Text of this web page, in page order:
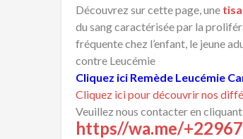
Découvrez sur cette page, une
du sang caractérisée par la
fréquente chez l’enfant, le jeune
contre Leucémie
Cliquez ici Remède Leucémie
Cliquez ici pour découvrir nos
Veuillez nous contacter en
https//wa.me/